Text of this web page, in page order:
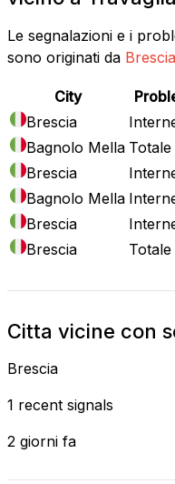
Le segnalazioni e i
sono originati da Brescia
City
Brescia
Bagnolo Mella
Brescia
Bagnolo Mella
Brescia
Brescia
Citta vicine con
Brescia
1 recent signals
2 giorni fa